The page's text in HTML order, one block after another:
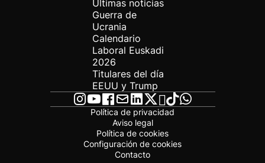
Últimas noticias
Guerra de
Ucrania
Calendario
Laboral Euskadi
2026
Titulares del día
EEUU y Trump
Política de privacidad
Aviso legal
Política de cookies
Configuración de cookies
Contacto